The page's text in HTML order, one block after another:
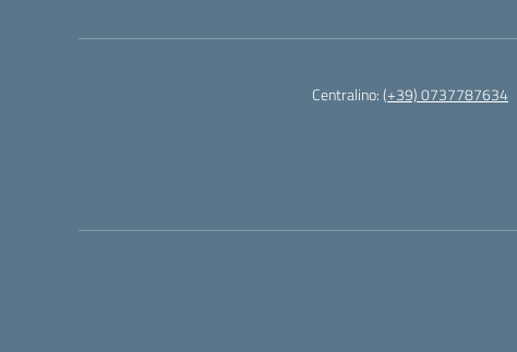
Centralino:(+39) 0737787634